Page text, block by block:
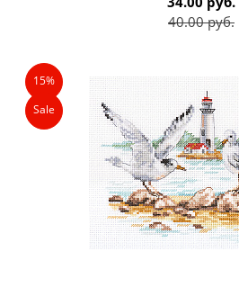
40.00 руб.
15%
Sale